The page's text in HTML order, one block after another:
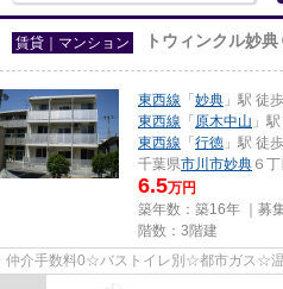
賃貸｜マンション トウィンクル妙典
東西線 「 妙典 」駅 徒
東西線 「 原木中山 」
東西線 「 行徳 」駅 徒
千葉県市川市妙典 ６丁
6.5万円
築年数：築16年 ｜募
階数：3階建
仲介手数料0☆バストイレ別☆都市ガス☆